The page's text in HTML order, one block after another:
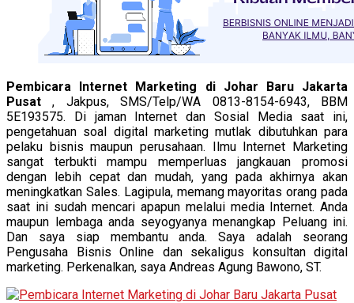
Pembicara Internet Marketing di Johar Baru Jakarta
Pusat, Jakpus, SMS/Telp/WA 0813-8154-6943, BBM
5E193575. Di jaman Internet dan Sosial Media saat ini,
pengetahuan soal digital marketing mutlak dibutuhkan para
pelaku bisnis maupun perusahaan. Ilmu Internet Marketing
sangat terbukti mampu memperluas jangkauan promosi
dengan lebih cepat dan mudah, yang pada akhirnya akan
meningkatkan Sales. Lagipula, memang mayoritas orang pada
saat ini sudah mencari apapun melalui media Internet. Anda
maupun lembaga anda seyogyanya menangkap Peluang ini.
Dan saya siap membantu anda. Saya adalah seorang
Pengusaha Bisnis Online dan sekaligus konsultan digital
marketing. Perkenalkan, saya Andreas Agung Bawono, ST.